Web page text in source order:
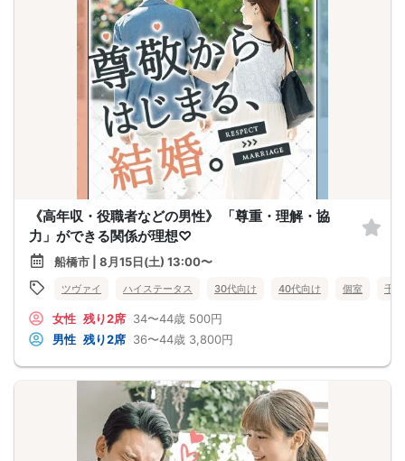
《高年収・役職者などの男性》 「尊重・理解・協
力」ができる関係が理想♡
船橋市 | 8月15日(土) 13:00〜
ツヴァイ ハイステータス 30代向け 40代向け 個室 千
女性 残り2席 34〜44歳 500円
男性 残り2席 36〜44歳 3,800円